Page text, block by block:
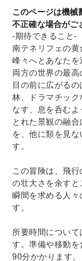
このページは機
不正確な場合がご
-期待できること-
南テネリフェの
峰々へとあなたを
両方の世界の最高
目の前に広がる
林、ドラマチック
なす、息を呑む
とれた景観の融
を、他に類を見
す。
この冒険は、飛
の壮大さを余す
瞬間を求める人
す。
所要時間につい
す。準備や移動
90分かかります。